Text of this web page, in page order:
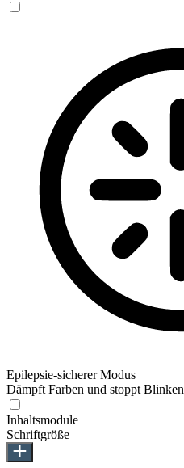
Epilepsie-sicherer Modus
Dämpft Farben und stoppt Blinken
Inhaltsmodule
Schriftgröße